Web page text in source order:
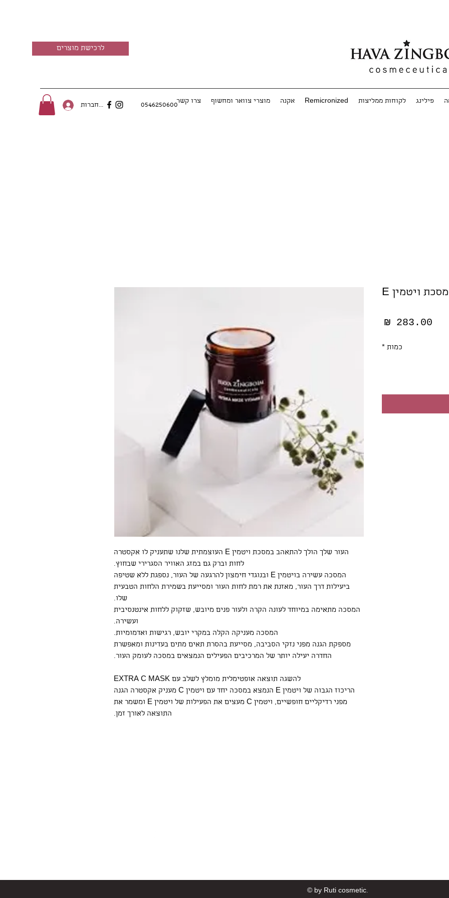
לרכישת מוצרים
להתחברות 0546250600צרו קשר מוצרי צוואר ומחשוף אקנה Remicronized לקוחות ממליצות פילינג
העור שלך הולך להתאהב במסכת ויטמין E העוצמתית שלנו שתעניק לו אקסטרה
לחות וברק גם במזג האוויר הסגרירי שבחוץ.
המסכה עשירה בויטמין E ובנוגדי חימצון להרגעה של העור, נספגת ללא שטיפה
ביעילות דרך העור, מאזנת את רמת לחות העור ומסייעת בשמירת הלחות הטבעית
שלו.
המסכה מתאימה במיוחד לעונה הקרה ולעור פנים מיובש, שזקוק ללחות אינטנסיבית
ועשירה.
המסכה מעניקה הקלה במקרי יובש, רגישות ואדמומיות.
מספקת הגנה מפני נזקי הסביבה, מסייעת בהסרת תאים מתים בעדינות ומאפשרת
החדרה יעילה יותר של המרכיבים הפעילים הנמצאים במסכה לעומק העור.
להשגה תוצאה אופטימלית מומלץ לשלב עם EXTRA C MASK
הריכוז הגבוה של ויטמין E הנמצא במסכה יחד עם ויטמין C מעניק אקסטרה הגנה
מפני רדיקליים חופשיים, ויטמין C מעצים את הפעילות של ויטמין E ומשמר את
התוצאה לאורך זמן.
מסכת ויטמין E
מחיר
כמות *
© by Ruti cosmetic.